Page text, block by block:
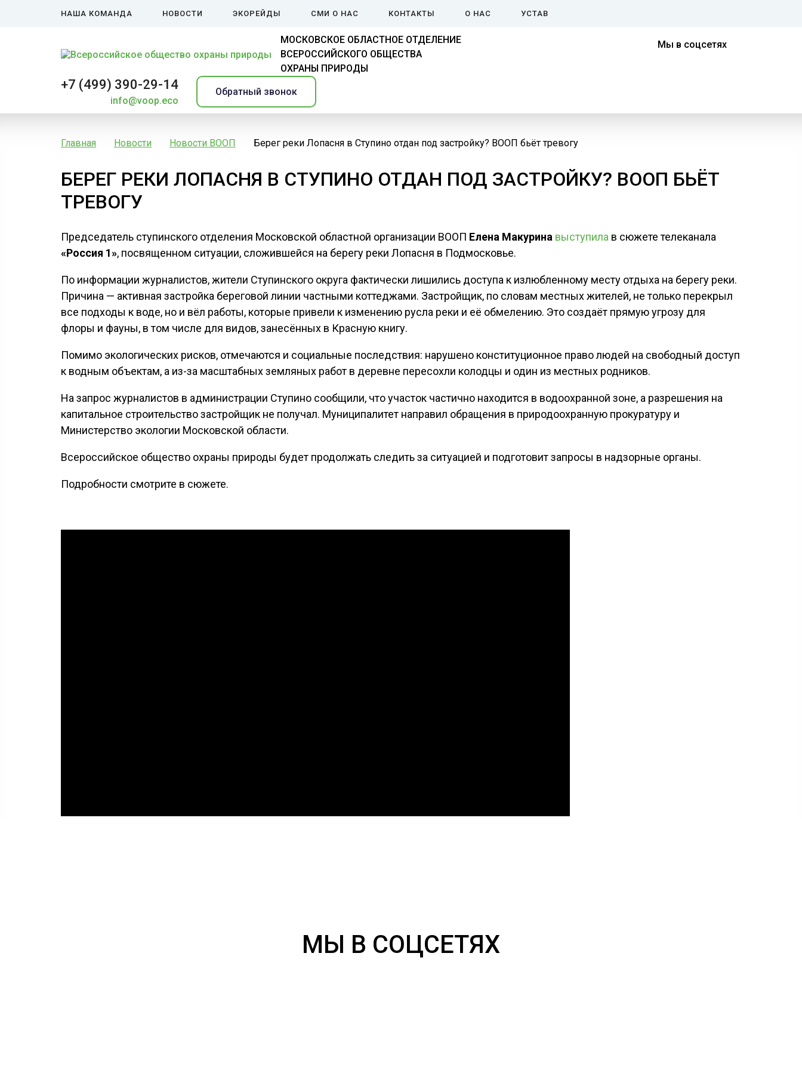
НАША КОМАНДА НОВОСТИ ЭКОРЕЙДЫ СМИ О НАС КОНТАКТЫ О НАС УСТАВ
МОСКОВСКОЕ ОБЛАСТНОЕ ОТДЕЛЕНИЕ
ВСЕРОССИЙСКОГО ОБЩЕСТВА
ОХРАНЫ ПРИРОДЫ
Мы в соцсетях
+7 (499) 390-29-14
info@voop.eco
Обратный звонок
Главная Новости Новости ВООП Берег реки Лопасня в Ступино отдан под застройку? ВООП бьёт тревогу
БЕРЕГ РЕКИ ЛОПАСНЯ В СТУПИНО ОТДАН ПОД ЗАСТРОЙКУ? ВООП БЬЁТ
ТРЕВОГУ
Председатель ступинского отделения Московской областной организации ВООП Елена Макурина выступила в сюжете телеканала
«Россия 1», посвященном ситуации, сложившейся на берегу реки Лопасня в Подмосковье.
По информации журналистов, жители Ступинского округа фактически лишились доступа к излюбленному месту отдыха на берегу реки.
Причина — активная застройка береговой линии частными коттеджами. Застройщик, по словам местных жителей, не только перекрыл
все подходы к воде, но и вёл работы, которые привели к изменению русла реки и её обмелению. Это создаёт прямую угрозу для
флоры и фауны, в том числе для видов, занесённых в Красную книгу.
Помимо экологических рисков, отмечаются и социальные последствия: нарушено конституционное право людей на свободный доступ
к водным объектам, а из-за масштабных земляных работ в деревне пересохли колодцы и один из местных родников.
На запрос журналистов в администрации Ступино сообщили, что участок частично находится в водоохранной зоне, а разрешения на
капитальное строительство застройщик не получал. Муниципалитет направил обращения в природоохранную прокуратуру и
Министерство экологии Московской области.
Всероссийское общество охраны природы будет продолжать следить за ситуацией и подготовит запросы в надзорные органы.
Подробности смотрите в сюжете.
МЫ В СОЦСЕТЯХ